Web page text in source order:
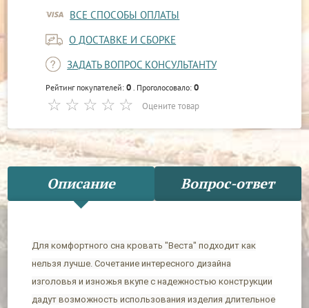
ВСЕ СПОСОБЫ ОПЛАТЫ
О ДОСТАВКЕ И СБОРКЕ
ЗАДАТЬ ВОПРОС КОНСУЛЬТАНТУ
Рейтинг покупателей:0 . Проголосовало:0
Оцените товар
Описание Вопрос-ответ
Для комфортного сна кровать "Веста" подходит как
нельзя лучше. Сочетание интересного дизайна
изголовья и изножья вкупе с надежностью конструкции
дадут возможность использования изделия длительное